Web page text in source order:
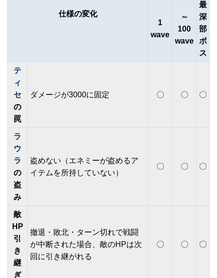
仕様の変化
1
wave
～
100
wave
最
深
部
ボ
ス
テ
ィ
セ
の
罠
ダメージが3000に固定 〇 〇 〇
ラ
ウ
ラ
の
盗
み
盗めない（エネミーが盗めるア
イテムを所持していない）
〇 〇 〇
敵
HP
引
き
継
ぎ
撤退・敗北・ターン切れで戦闘
が中断された場合、敵のHPは次
回に引き継がれる
〇 〇 〇